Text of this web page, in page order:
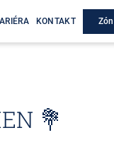
KONTAKT
💐